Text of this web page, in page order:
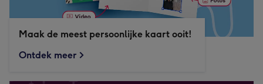
Maak de meest persoonlijke kaart ooit!
Ontdek meer